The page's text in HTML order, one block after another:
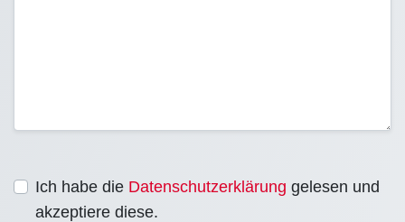
Ich habe die Datenschutzerklärung gelesen und
akzeptiere diese.